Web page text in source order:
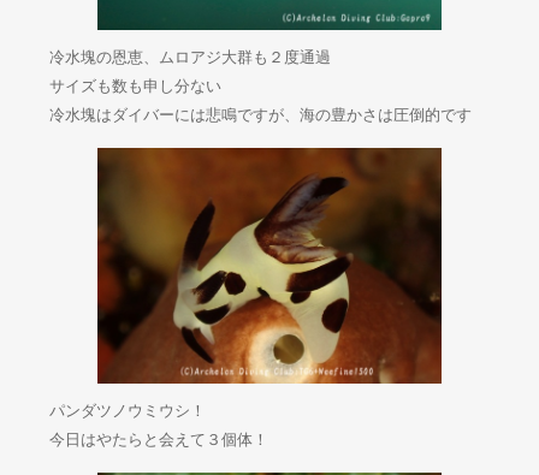
冷水塊の恩恵、ムロアジ大群も２度通過
サイズも数も申し分ない
冷水塊はダイバーには悲鳴ですが、海の豊かさは圧倒的です
パンダツノウミウシ！
今日はやたらと会えて３個体！